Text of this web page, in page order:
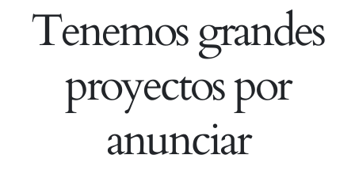
Tenemos grandes
proyectos por
anunciar